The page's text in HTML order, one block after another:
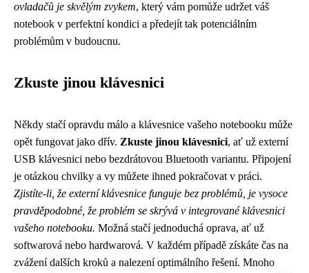
ovladačů je skvělým zvykem, který vám pomůže udržet váš
notebook v perfektní kondici a předejít tak potenciálním
problémům v budoucnu.
Zkuste jinou klávesnici
Někdy stačí opravdu málo a klávesnice vašeho notebooku může
opět fungovat jako dřív. Zkuste jinou klávesnici, ať už externí
USB klávesnici nebo bezdrátovou Bluetooth variantu. Připojení
je otázkou chvilky a vy můžete ihned pokračovat v práci.
Zjistíte-li, že externí klávesnice funguje bez problémů, je vysoce
pravděpodobné, že problém se skrývá v integrované klávesnici
vašeho notebooku. Možná stačí jednoduchá oprava, ať už
softwarová nebo hardwarová. V každém případě získáte čas na
zvážení dalších kroků a nalezení optimálního řešení. Mnoho